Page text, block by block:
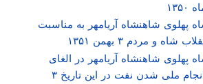
پهلوی شاهنشاه آریامهر به مناسبت
و مردم ۳ بهمن ۱۳۵۱
پهلوی شاهنشاه آریامهر در الغای
قرارداد کنسرسیوم و انجام ملی شدن نفت در این تاریخ ۳